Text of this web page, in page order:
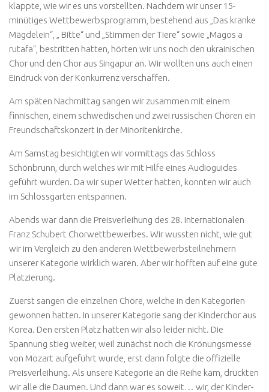
klappte, wie wir es uns vorstellten. Nachdem wir unser 15-
minütiges Wettbewerbsprogramm, bestehend aus „Das kranke
Mägdelein“, „ Bitte“ und „Stimmen der Tiere“ sowie „Magos a
rutafa“, bestritten hatten, hörten wir uns noch den ukrainischen
Chor und den Chor aus Singapur an. Wir wollten uns auch einen
Eindruck von der Konkurrenz verschaffen.
Am späten Nachmittag sangen wir zusammen mit einem
finnischen, einem schwedischen und zwei russischen Chören ein
Freundschaftskonzert in der Minoritenkirche.
Am Samstag besichtigten wir vormittags das Schloss
Schönbrunn, durch welches wir mit Hilfe eines Audioguides
geführt wurden. Da wir super Wetter hatten, konnten wir auch
im Schlossgarten entspannen.
Abends war dann die Preisverleihung des 28. Internationalen
Franz Schubert Chorwettbewerbes. Wir wussten nicht, wie gut
wir im Vergleich zu den anderen Wettbewerbsteilnehmern
unserer Kategorie wirklich waren. Aber wir hofften auf eine gute
Platzierung.
Zuerst sangen die einzelnen Chöre, welche in den Kategorien
gewonnen hatten. In unserer Kategorie sang der Kinderchor aus
Korea. Den ersten Platz hatten wir also leider nicht. Die
Spannung stieg weiter, weil zunächst noch die Krönungsmesse
von Mozart aufgeführt wurde, erst dann folgte die offizielle
Preisverleihung. Als unsere Kategorie an die Reihe kam, drückten
wir alle die Daumen. Und dann war es soweit… wir, der Kinder-